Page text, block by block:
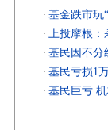
· 基金跌市
· 上投摩根：
· 基民因不分
· 基民亏损1
· 基民巨亏